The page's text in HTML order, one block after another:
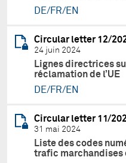
DE/FR/EN
Circular letter 12/
24 juin 2024
Lignes directrices
réclamation de l’UE
DE/FR/EN
Circular letter 11/
31 mai 2024
Liste des codes
trafic marchandises